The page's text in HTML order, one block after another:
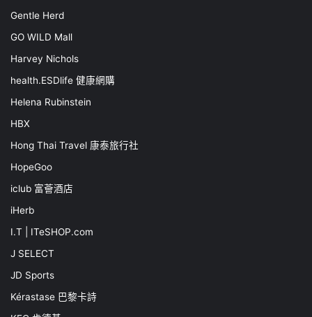
Gentle Herd
GO WILD Mall
Harvey Nichols
health.ESDlife 健康網購
Helena Rubinstein
HBX
Hong Thai Travel 康泰旅行社
HopeGoo
iclub 富薈酒店
iHerb
I.T | ITeSHOP.com
J SELECT
JD Sports
Kérastase 巴黎卡詩